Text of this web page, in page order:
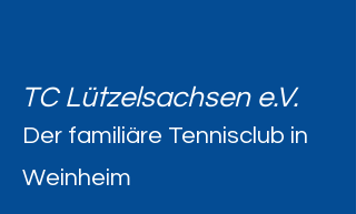
TC Lützelsachsen e.V.
Der familiäre Tennisclub in
Weinheim